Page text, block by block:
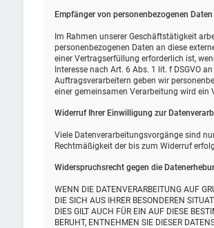
Empfänger von personenbezogenen Daten
Im Rahmen unserer Geschäftstätigkeit
personenbezogenen Daten an diese
einer Vertragserfüllung erforderlich ist,
Interesse nach Art. 6 Abs. 1 lit. f DSGVO
Auftragsverarbeitern geben wir
einer gemeinsamen Verarbeitung wird ein
Widerruf Ihrer Einwilligung zur
Viele Datenverarbeitungsvorgänge sind
Rechtmäßigkeit der bis zum Widerruf
Widerspruchsrecht gegen die
WENN DIE DATENVERARBEITUNG AUF
DIE SICH AUS IHRER BESONDEREN
DIES GILT AUCH FÜR EIN AUF DIESE
BERUHT, ENTNEHMEN SIE DIESER